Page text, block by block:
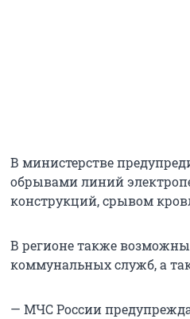
В министерстве
обрывами линий
конструкций, срывом
В регионе также
коммунальных служб, а
— МЧС России